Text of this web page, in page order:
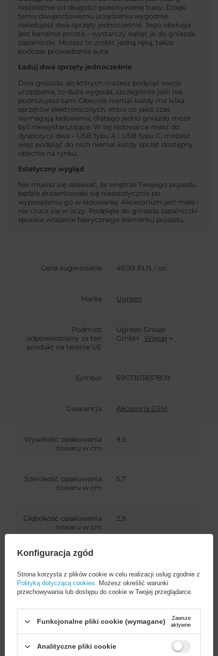
niezależnie od długości pokonywanej trasy. Dzięki
temu dwuportowemu urządzeniu wygodnie
naładujesz dwa sprzęty jednocześnie. Jego obsługa
jest banalnie prosta – wystarczy wpiąć je do gniazda
zapalniczki. Możesz to zrobić jedną ręką, także
podczas prowadzenia auta.
Ładuj dwa sprzęty jednocześnie
Dwa gniazda, do których możesz podpiąć swoje
urządzenia, to duża wygoda, szczególnie jeśli nie
podróżujesz sam. Obecnie niemal każdy ma kilka
sprzętów elektronicznych, które co jakiś czas
wymagają ładowania, dlatego jedno gniazdo może
być niewystarczające. W tej ładowarce masz do
dyspozycji dwa – USB typu A i USB typu C, możesz
więc podpiąć do nich niemal każdy sprzęt dostępny
obecnie na rynku.
Estetyczny wygląd
Nie musisz się obawiać, że wnętrze Twojego pojazdu
będzie prezentowało się nieestetycznie po
wyposażeniu go w ładowarkę. Akcesorium jest małe i
nie rzuca się w oczy. Podpięte do gniazda zapalniczki
sprawia wrażenie fabrycznego elementu pojazdu.
Cena sugerowana 49,99 PLN / szt.
Marka Ugreen
Podmiot
odpowiedzialny za ten
produkt na terenie UE
Ugreen Group
GmbH
Więcej
Symbol 6957303837809
Gwarancja Akcesoria GSM
Wysokość opakowania
towaru w cm
9,5
Szerokość opakowania
towaru w cm
5,7
Głębokość opakowania
towaru w cm
2,9
Ilość w opakowaniu
Liczba złączy
Konfiguracja zgód
Strona korzysta z plików cookie w celu realizacji usług zgodnie z
Polityką dotyczącą cookies . Możesz określić warunki
przechowywania lub dostępu do cookie w Twojej przeglądarce.
Funkcjonalne pliki cookie (wymagane)
Zawsze
aktywne
Analityczne pliki cookie